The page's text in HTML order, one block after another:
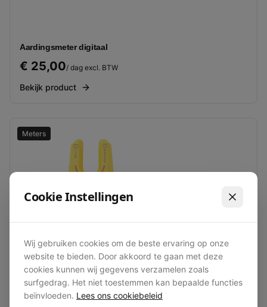
Aardingsmeter digitaal
€ 25,00/ dag excl. BTW
Bekijk product
Meters
Cookie Instellingen
Wij gebruiken cookies om de beste ervaring op onze
website te bieden. Door akkoord te gaan met deze
cookies kunnen wij gegevens verzamelen zoals
surfgedrag. Het niet toestemmen kan bepaalde functies
beïnvloeden. Lees ons cookiebeleid